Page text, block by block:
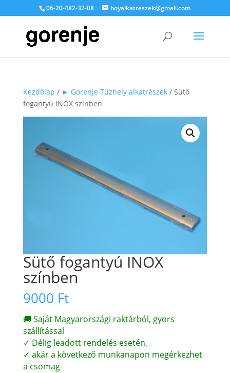
06-20-482-32-08 boyalkatreszek@gmail.com
Kezdőlap / ► Gorenje Tűzhely alkatrészek/ Sütő
fogantyú INOX színben
Sütő fogantyú INOX
színben
9000 Ft
🚚 Saját Magyarországi raktárból, gyors
szállítással
✓ Délig leadott rendelés esetén,
✓ akár a következő munkanapon megérkezhet
a csomag